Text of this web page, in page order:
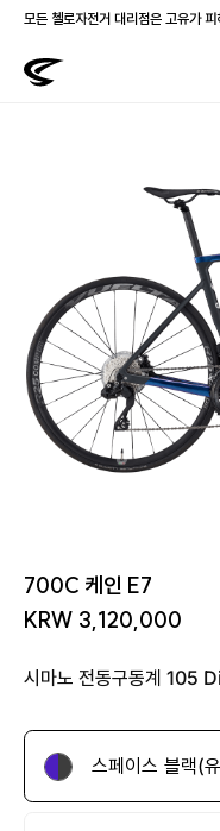
첼로 전 제품 삼성카드 / KB국민카
700C 케인 E7
KRW 3,120,000
시마노 전동구동계 105
스페이스 블랙(